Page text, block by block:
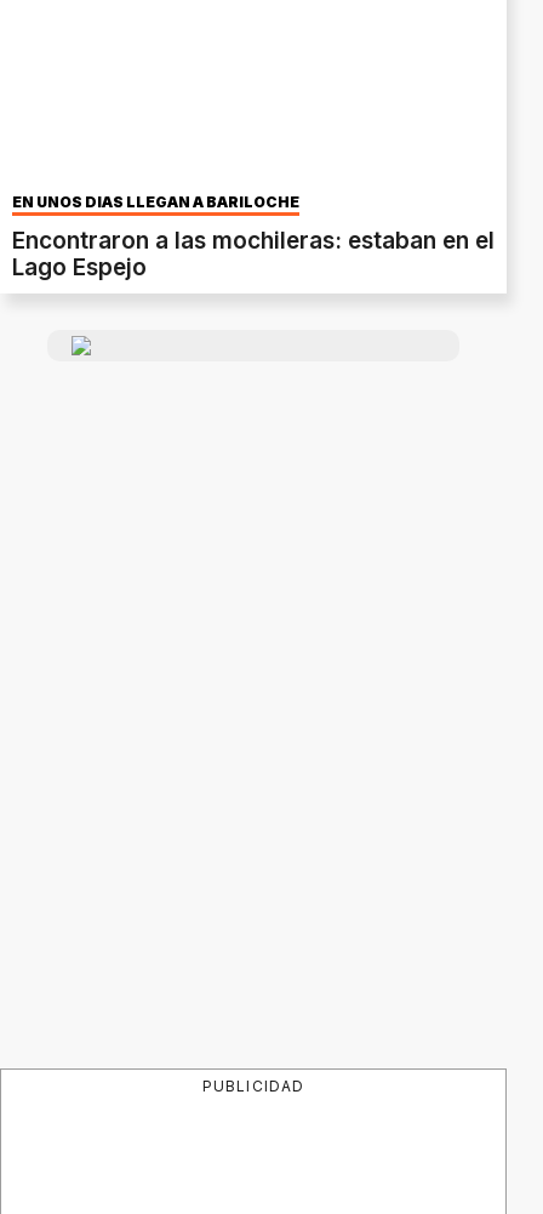
EN UNOS DÍAS LLEGAN A BARILOCHE
Encontraron a las mochileras: estaban en el
Lago Espejo
PUBLICIDAD